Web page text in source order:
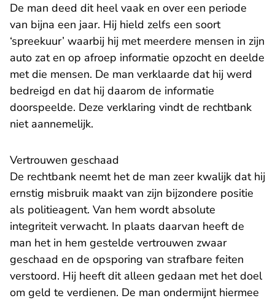
De man deed dit heel vaak en over een periode
van bijna een jaar. Hij hield zelfs een soort
‘spreekuur’ waarbij hij met meerdere mensen in zijn
auto zat en op afroep informatie opzocht en deelde
met die mensen. De man verklaarde dat hij werd
bedreigd en dat hij daarom de informatie
doorspeelde. Deze verklaring vindt de rechtbank
niet aannemelijk.
Vertrouwen geschaad
De rechtbank neemt het de man zeer kwalijk dat hij
ernstig misbruik maakt van zijn bijzondere positie
als politieagent. Van hem wordt absolute
integriteit verwacht. In plaats daarvan heeft de
man het in hem gestelde vertrouwen zwaar
geschaad en de opsporing van strafbare feiten
verstoord. Hij heeft dit alleen gedaan met het doel
om geld te verdienen. De man ondermijnt hiermee